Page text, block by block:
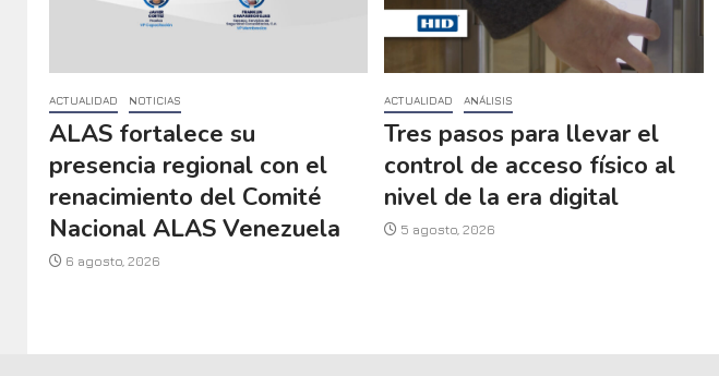
ACTUALIDAD NOTICIAS
ALAS fortalece su
presencia regional con el
renacimiento del Comité
Nacional ALAS Venezuela
6 agosto, 2026
ACTUALIDAD ANÁLISIS
Tres pasos para llevar el
control de acceso físico al
nivel de la era digital
5 agosto, 2026